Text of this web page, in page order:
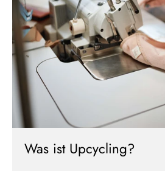
Was ist Upcycling?